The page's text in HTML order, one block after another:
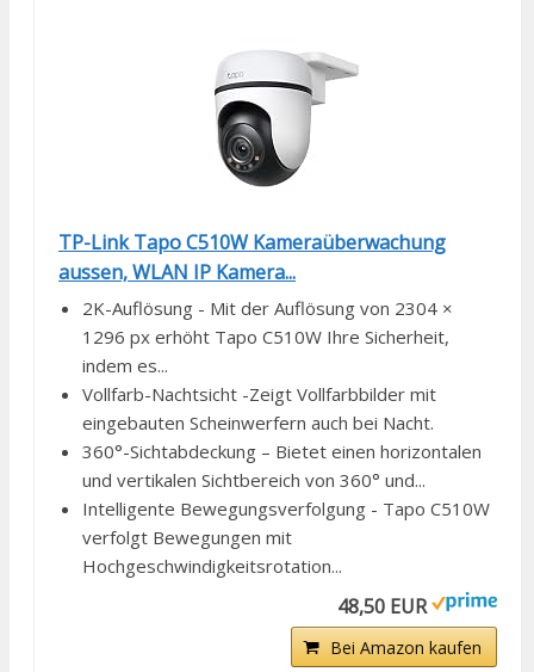
TP-Link Tapo C510W Kameraüberwachung
aussen, WLAN IP Kamera...
2K-Auflösung - Mit der Auflösung von 2304 ×
1296 px erhöht Tapo C510W Ihre Sicherheit,
indem es...
Vollfarb-Nachtsicht -Zeigt Vollfarbbilder mit
eingebauten Scheinwerfern auch bei Nacht.
360°-Sichtabdeckung – Bietet einen horizontalen
und vertikalen Sichtbereich von 360° und...
Intelligente Bewegungsverfolgung - Tapo C510W
verfolgt Bewegungen mit
Hochgeschwindigkeitsrotation...
48,50 EUR
Bei Amazon kaufen